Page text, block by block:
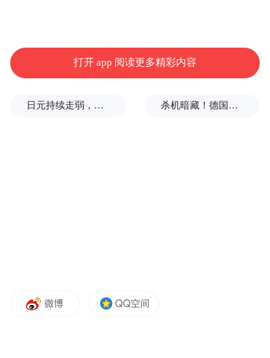
因“表情包”重新走红的周杰成为首个被吐槽
对象，负面新闻被吐槽团一一点出。
而令节目在网络刷屏的，要归功于节目中出
打开 app 阅读更多精彩内容
日元持续走弱，给我们什么样的机会？ 杀机暗藏！德国机场发现携爆炸物无人机，或涉及外国势力